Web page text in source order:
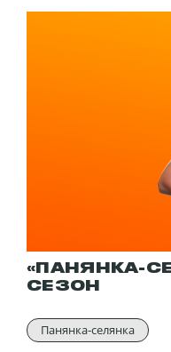
«ПАНЯНКА-
СЕЗОН
Панянка-селянка